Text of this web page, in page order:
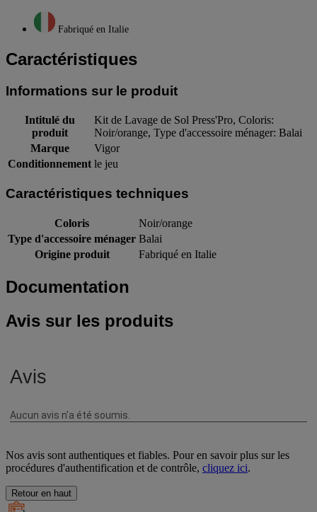
Fabriqué en Italie
Caractéristiques
Informations sur le produit
Intitulé du
produit
Kit de Lavage de Sol Press'Pro, Coloris:
Noir/orange, Type d'accessoire ménager: Balai
Marque
Vigor
Conditionnement le jeu
Caractéristiques techniques
Coloris
Noir/orange
Type d'accessoire ménager Balai
Origine produit
Fabriqué en Italie
Documentation
Avis sur les produits
Nos avis sont authentiques et fiables. Pour en savoir plus sur les
procédures d'authentification et de contrôle, cliquez ici.
Retour en haut